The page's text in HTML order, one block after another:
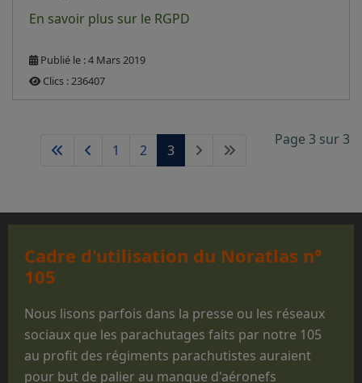
En savoir plus sur le RGPD
Publié le : 4 Mars 2019
Clics : 236407
Page 3 sur 3
1 2 3
Cadre d'utilisation du Noratlas n°
105
Nous lisons parfois dans la presse ou les réseaux
sociaux que les parachutages faits par notre 105
au profit des régiments parachutistes auraient
pour but de palier au manque d'aéronefs